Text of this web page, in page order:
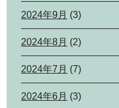
2024年9月 (3)
2024年8月 (2)
2024年7月 (7)
2024年6月 (3)